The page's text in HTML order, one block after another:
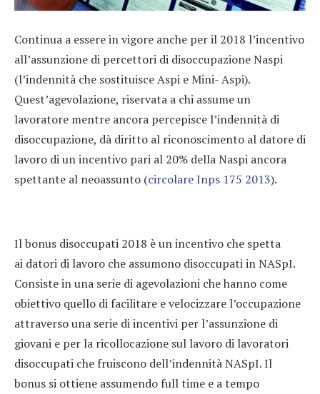
Continua a essere in vigore anche per il 2018 l’incentivo
all’assunzione di percettori di disoccupazione Naspi
(l’indennità che sostituisce Aspi e Mini- Aspi).
Quest’agevolazione, riservata a chi assume un
lavoratore mentre ancora percepisce l’indennità di
disoccupazione, dà diritto al riconoscimento al datore di
lavoro di un incentivo pari al 20% della Naspi ancora
spettante al neoassunto (circolare Inps 175 2013).
Il bonus disoccupati 2018 è un incentivo che spetta
ai datori di lavoro che assumono disoccupati in NASpI.
Consiste in una serie di agevolazioni che hanno come
obiettivo quello di facilitare e velocizzare l’occupazione
attraverso una serie di incentivi per l’assunzione di
giovani e per la ricollocazione sul lavoro di lavoratori
disoccupati che fruiscono dell’indennità NASpI. Il
bonus si ottiene assumendo full time e a tempo